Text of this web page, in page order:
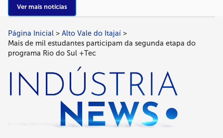
Ver mais notícias
Trilha
de
navegação
Página Inicial
Alto Vale do Itajaí
Mais de mil estudantes participam da segunda etapa do
programa Rio do Sul +Tec